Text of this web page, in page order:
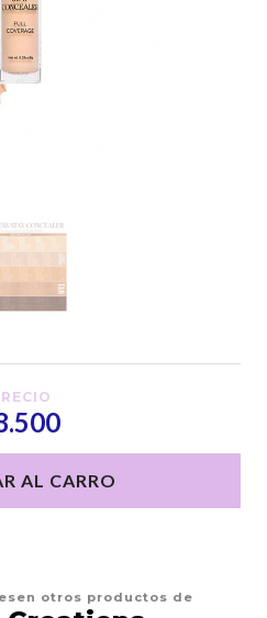
AL CARRO
otros productos de